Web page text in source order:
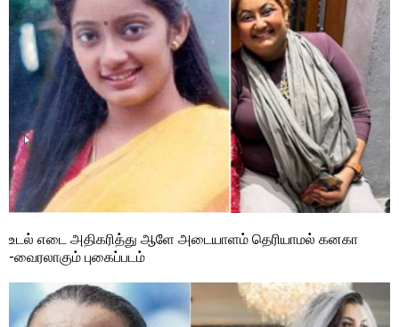
உடல் எடை அதிகரித்து ஆளே அடையாளம் தெரியாமல் கனகா
-வைரலாகும் புகைப்படம்